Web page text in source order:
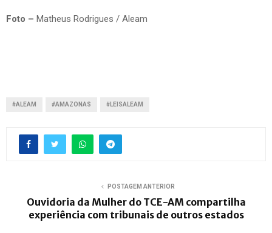
Foto – Matheus Rodrigues / Aleam
#ALEAM #AMAZONAS #LEISALEAM
POSTAGEM ANTERIOR
Ouvidoria da Mulher do TCE-AM compartilha
experiência com tribunais de outros estados